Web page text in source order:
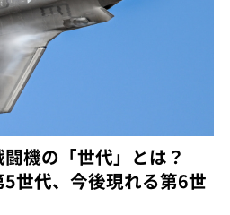
機の「世代」とは？
代、今後現れる第6世